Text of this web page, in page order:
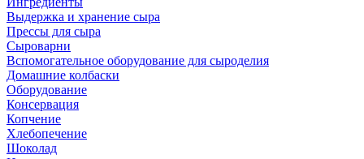
Выдержка и хранение сыра
Прессы для сыра
Сыроварни
Вспомогательное оборудование для сыроделия
Домашние колбаски
Оборудование
Консервация
Копчение
Хлебопечение
Шоколад